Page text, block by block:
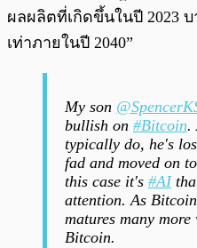
ผลผลิตที่เกิดขึ้นในปี 2023 บ
เท่าภายในปี 2040”
My son
bullish on #Bitcoin.
typically do, he's
fad and moved on
this case it's #AI
attention. As
matures many
Bitcoin.